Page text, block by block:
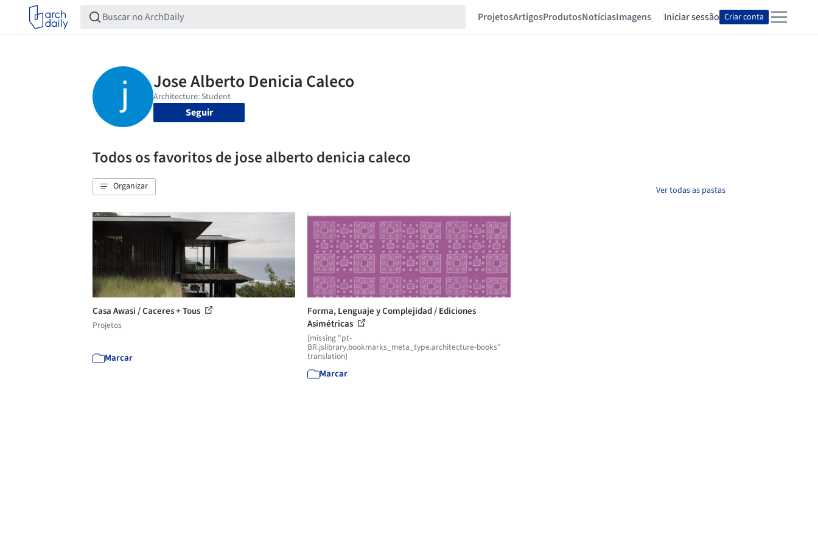
ProjetosArtigosProdutosNotíciasImagens Iniciar sessão Criar conta
Seguir
Todos os favoritos de jose alberto denicia caleco
Organizar Ver todas as pastas
Casa Awasi / Caceres + Tous
Projetos
Marcar
Forma, Lenguaje y Complejidad / Ediciones
Asimétricas
[missing "pt-
BR.jslibrary.bookmarks_meta_type.architecture-books"
translation]
Marcar